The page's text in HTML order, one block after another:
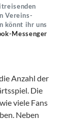
Vereins-
könnt ihr uns
Messenger
Anzahl der
Die
viele Fans
Neben